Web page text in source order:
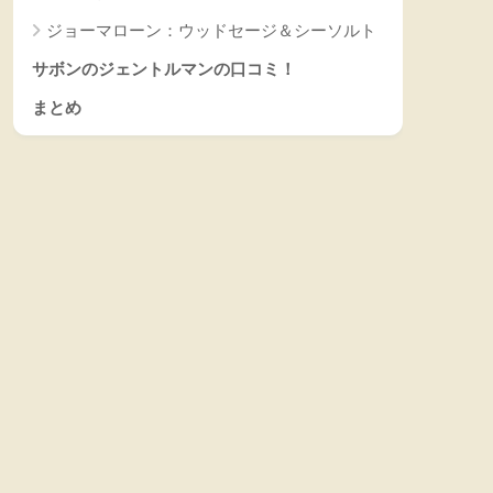
ジョーマローン：ウッドセージ＆シーソルト
サボンのジェントルマンの口コミ！
まとめ